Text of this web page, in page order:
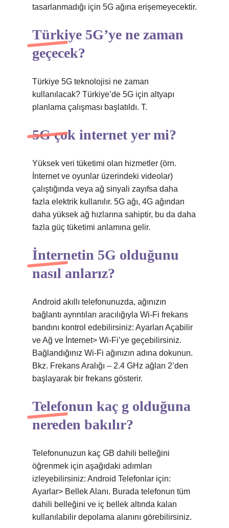
tasarlanmadığı için 5G ağına erişemeyecektir.
Türkiye 5G’ye ne zaman
geçecek?
Türkiye 5G teknolojisi ne zaman
kullanılacak? Türkiye’de 5G için altyapı
planlama çalışması başlatıldı. T.
5G çok internet yer mi?
Yüksek veri tüketimi olan hizmetler (örn.
İnternet ve oyunlar üzerindeki videolar)
çalıştığında veya ağ sinyali zayıfsa daha
fazla elektrik kullanılır. 5G ağı, 4G ağından
daha yüksek ağ hızlarına sahiptir, bu da daha
fazla güç tüketimi anlamına gelir.
İnternetin 5G olduğunu
nasıl anlarız?
Android akıllı telefonunuzda, ağınızın
bağlantı ayrıntıları aracılığıyla Wi-Fi frekans
bandını kontrol edebilirsiniz: Ayarları Açabilir
ve Ağ ve İnternet> Wi-Fi’ye geçebilirsiniz.
Bağlandığınız Wi-Fi ağınızın adına dokunun.
Bkz. Frekans Aralığı – 2.4 GHz ağları 2’den
başlayarak bir frekans gösterir.
Telefonun kaç g olduğuna
nereden bakılır?
Telefonunuzun kaç GB dahili belleğini
öğrenmek için aşağıdaki adımları
izleyebilirsiniz: Android Telefonlar için:
Ayarlar> Bellek Alanı. Burada telefonun tüm
dahili belleğini ve iç bellek altında kalan
kullanılabilir depolama alanını görebilirsiniz.